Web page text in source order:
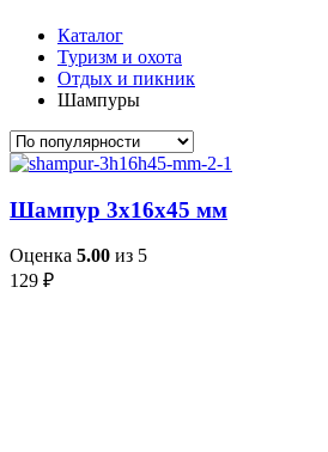
Каталог
Туризм и охота
Отдых и пикник
Шампуры
Шампур 3х16х45 мм
Оценка 5.00 из 5
129 ₽